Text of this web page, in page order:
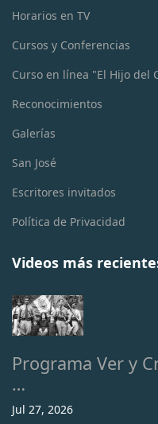
Horarios en TV
Cursos y Conferencias
Curso en línea "El Hijo del
Reconocimientos
Galerías
San José
Escritores invitados
Política de Privacidad
Videos más
Programa Ver y
…
Jul 27, 2026